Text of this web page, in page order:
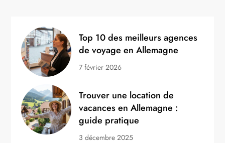
Top 10 des meilleurs agences
de voyage en Allemagne
7 février 2026
Trouver une location de
vacances en Allemagne :
guide pratique
3 décembre 2025